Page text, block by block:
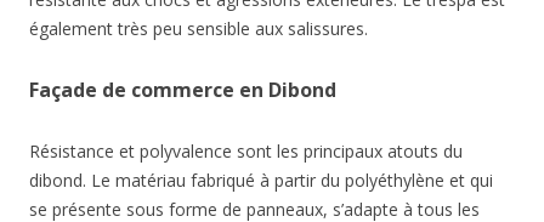
également très peu sensible aux salissures.
Façade de commerce en Dibond
Résistance et polyvalence sont les principaux atouts du
dibond. Le matériau fabriqué à partir du polyéthylène et qui
se présente sous forme de panneaux, s’adapte à tous les